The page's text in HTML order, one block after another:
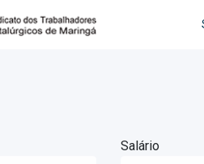
Salário